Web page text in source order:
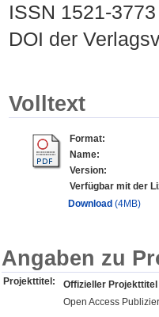
ISSN 1521-3773
DOI der
Volltext
Format:
Name:
Version:
Verfügbar mit der
Download (4MB)
Angaben zu
Projekttitel:
Offizieller Projekttitel
Open Access